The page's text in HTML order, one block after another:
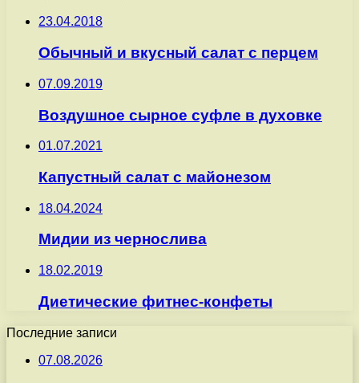
23.04.2018
Обычный и вкусный салат с перцем
07.09.2019
Воздушное сырное суфле в духовке
01.07.2021
Капустный салат с майонезом
18.04.2024
Мидии из чернослива
18.02.2019
Диетические фитнес-конфеты
Последние записи
07.08.2026